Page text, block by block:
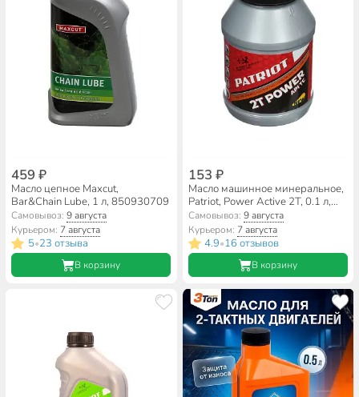
459 ₽
Масло цепное Maxcut,
Bar&Chain Lube, 1 л, 850930709
Самовывоз:9 августа
Курьером: 7 августа
5•23 отзыва
В корзину
153 ₽
Масло машинное минеральное,
Patriot, Power Active 2T, 0.1 л,
850030633
Самовывоз: 9 августа
Курьером: 7 августа
4.9•16 отзывов
В корзину